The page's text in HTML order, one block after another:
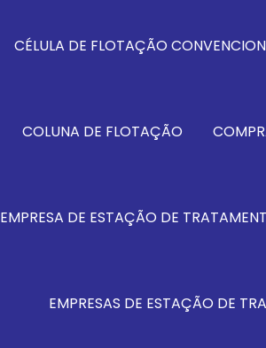
CÉLULA DE FLOTAÇÃO
COLUNA DE FLOTAÇÃO
EMPRESA DE ESTAÇÃO DE
EMPRESAS DE ESTAÇÃO DE